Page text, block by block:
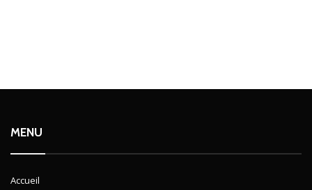
MENU
Accueil